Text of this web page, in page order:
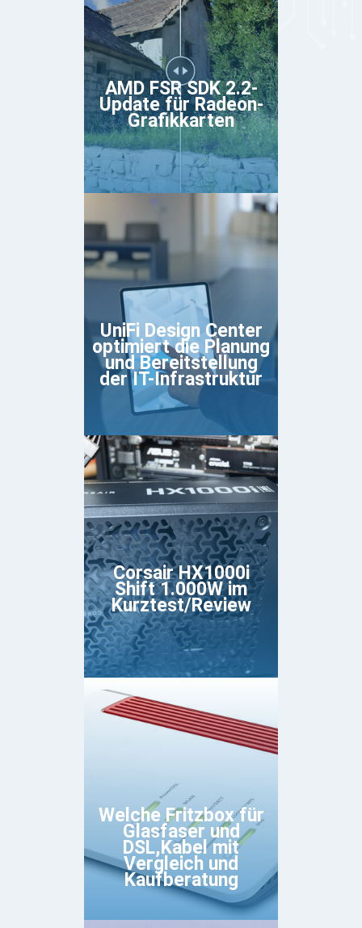
AMD FSR SDK 2.2-
Update für Radeon-
Grafikkarten
UniFi Design Center
optimiert die Planung
und Bereitstellung
der IT-Infrastruktur
Corsair HX1000i
Shift 1.000W im
Kurztest/Review
Welche Fritzbox für
Glasfaser und
DSL,Kabel mit
Vergleich und
Kaufberatung